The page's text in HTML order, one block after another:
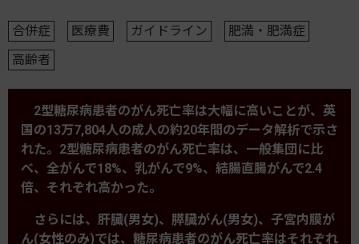
合併症 医療費 ガイドライン
肥満・肥満症
高齢者
2型糖尿病患者のがん死亡率は大幅に高いことが、英
国の13万7,804人の成人の約20年間のデータ解析で示さ
れた。2型糖尿病患者のがん死亡率は、一般集団に比
べ、全がんで18%、乳がんで9%、結腸直腸がんで2.4
倍、それぞれ高かった。
さらには、肝臓(男女)、膵臓がん(男女)、子宮内膜が
ん(女性のみ)では、糖尿病患者のがん死亡率はそれぞれ